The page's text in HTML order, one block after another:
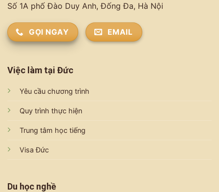
Số 1A phố Đào Duy Anh, Đống Đa, Hà Nội
GỌI NGAY EMAIL
Việc làm tại Đức
Yêu cầu chương trình
Quy trình thực hiện
Trung tâm học tiếng
Visa Đức
Du học nghề